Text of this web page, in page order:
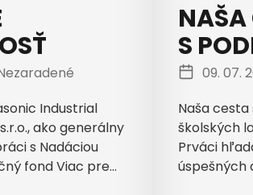
Industrial
ako generálny
s Nadáciou
fond Viac pre...
NAŠA
S
09. 07.
Naša
školských
Prváci
úspešných